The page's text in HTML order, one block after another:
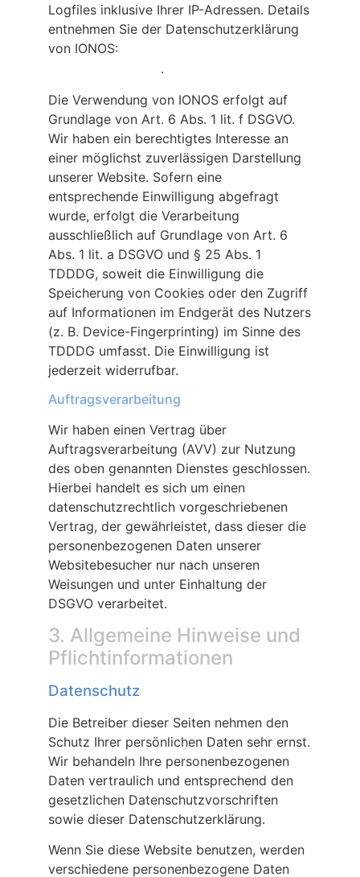
Logfiles inklusive Ihrer IP-Adressen. Details
entnehmen Sie der Datenschutzerklärung
von IONOS:
.
Die Verwendung von IONOS erfolgt auf
Grundlage von Art. 6 Abs. 1 lit. f DSGVO.
Wir haben ein berechtigtes Interesse an
einer möglichst zuverlässigen Darstellung
unserer Website. Sofern eine
entsprechende Einwilligung abgefragt
wurde, erfolgt die Verarbeitung
ausschließlich auf Grundlage von Art. 6
Abs. 1 lit. a DSGVO und § 25 Abs. 1
TDDDG, soweit die Einwilligung die
Speicherung von Cookies oder den Zugriff
auf Informationen im Endgerät des Nutzers
(z. B. Device-Fingerprinting) im Sinne des
TDDDG umfasst. Die Einwilligung ist
jederzeit widerrufbar.
Auftragsverarbeitung
Wir haben einen Vertrag über
Auftragsverarbeitung (AVV) zur Nutzung
des oben genannten Dienstes geschlossen.
Hierbei handelt es sich um einen
datenschutzrechtlich vorgeschriebenen
Vertrag, der gewährleistet, dass dieser die
personenbezogenen Daten unserer
Websitebesucher nur nach unseren
Weisungen und unter Einhaltung der
DSGVO verarbeitet.
3. Allgemeine Hinweise und
Pflicht­informationen
Datenschutz
Die Betreiber dieser Seiten nehmen den
Schutz Ihrer persönlichen Daten sehr ernst.
Wir behandeln Ihre personenbezogenen
Daten vertraulich und entsprechend den
gesetzlichen Datenschutzvorschriften
sowie dieser Datenschutzerklärung.
Wenn Sie diese Website benutzen, werden
verschiedene personenbezogene Daten